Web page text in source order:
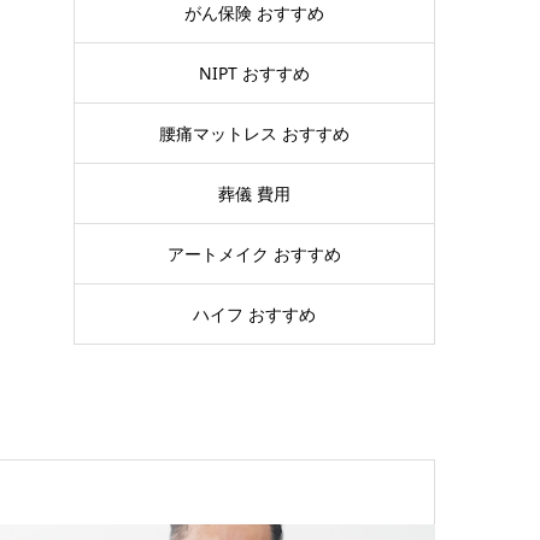
がん保険 おすすめ
NIPT おすすめ
腰痛マットレス おすすめ
葬儀 費用
アートメイク おすすめ
ハイフ おすすめ